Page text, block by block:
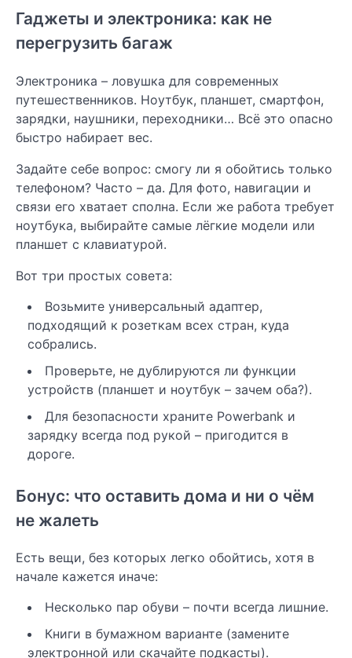
Гаджеты и электроника: как не
перегрузить багаж
Электроника – ловушка для современных
путешественников. Ноутбук, планшет, смартфон,
зарядки, наушники, переходники… Всё это опасно
быстро набирает вес.
Задайте себе вопрос: смогу ли я обойтись только
телефоном? Часто – да. Для фото, навигации и
связи его хватает сполна. Если же работа требует
ноутбука, выбирайте самые лёгкие модели или
планшет с клавиатурой.
Вот три простых совета:
Возьмите универсальный адаптер,
подходящий к розеткам всех стран, куда
собрались.
Проверьте, не дублируются ли функции
устройств (планшет и ноутбук – зачем оба?).
Для безопасности храните Powerbank и
зарядку всегда под рукой – пригодится в
дороге.
Бонус: что оставить дома и ни о чём
не жалеть
Есть вещи, без которых легко обойтись, хотя в
начале кажется иначе:
Несколько пар обуви – почти всегда лишние.
Книги в бумажном варианте (замените
электронной или скачайте подкасты).